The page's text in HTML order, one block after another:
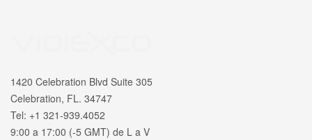
1420 Celebration Blvd Suite 305
Celebration, FL. 34747
Tel: +1 321-939.4052
9:00 a 17:00 (-5 GMT) de L a V